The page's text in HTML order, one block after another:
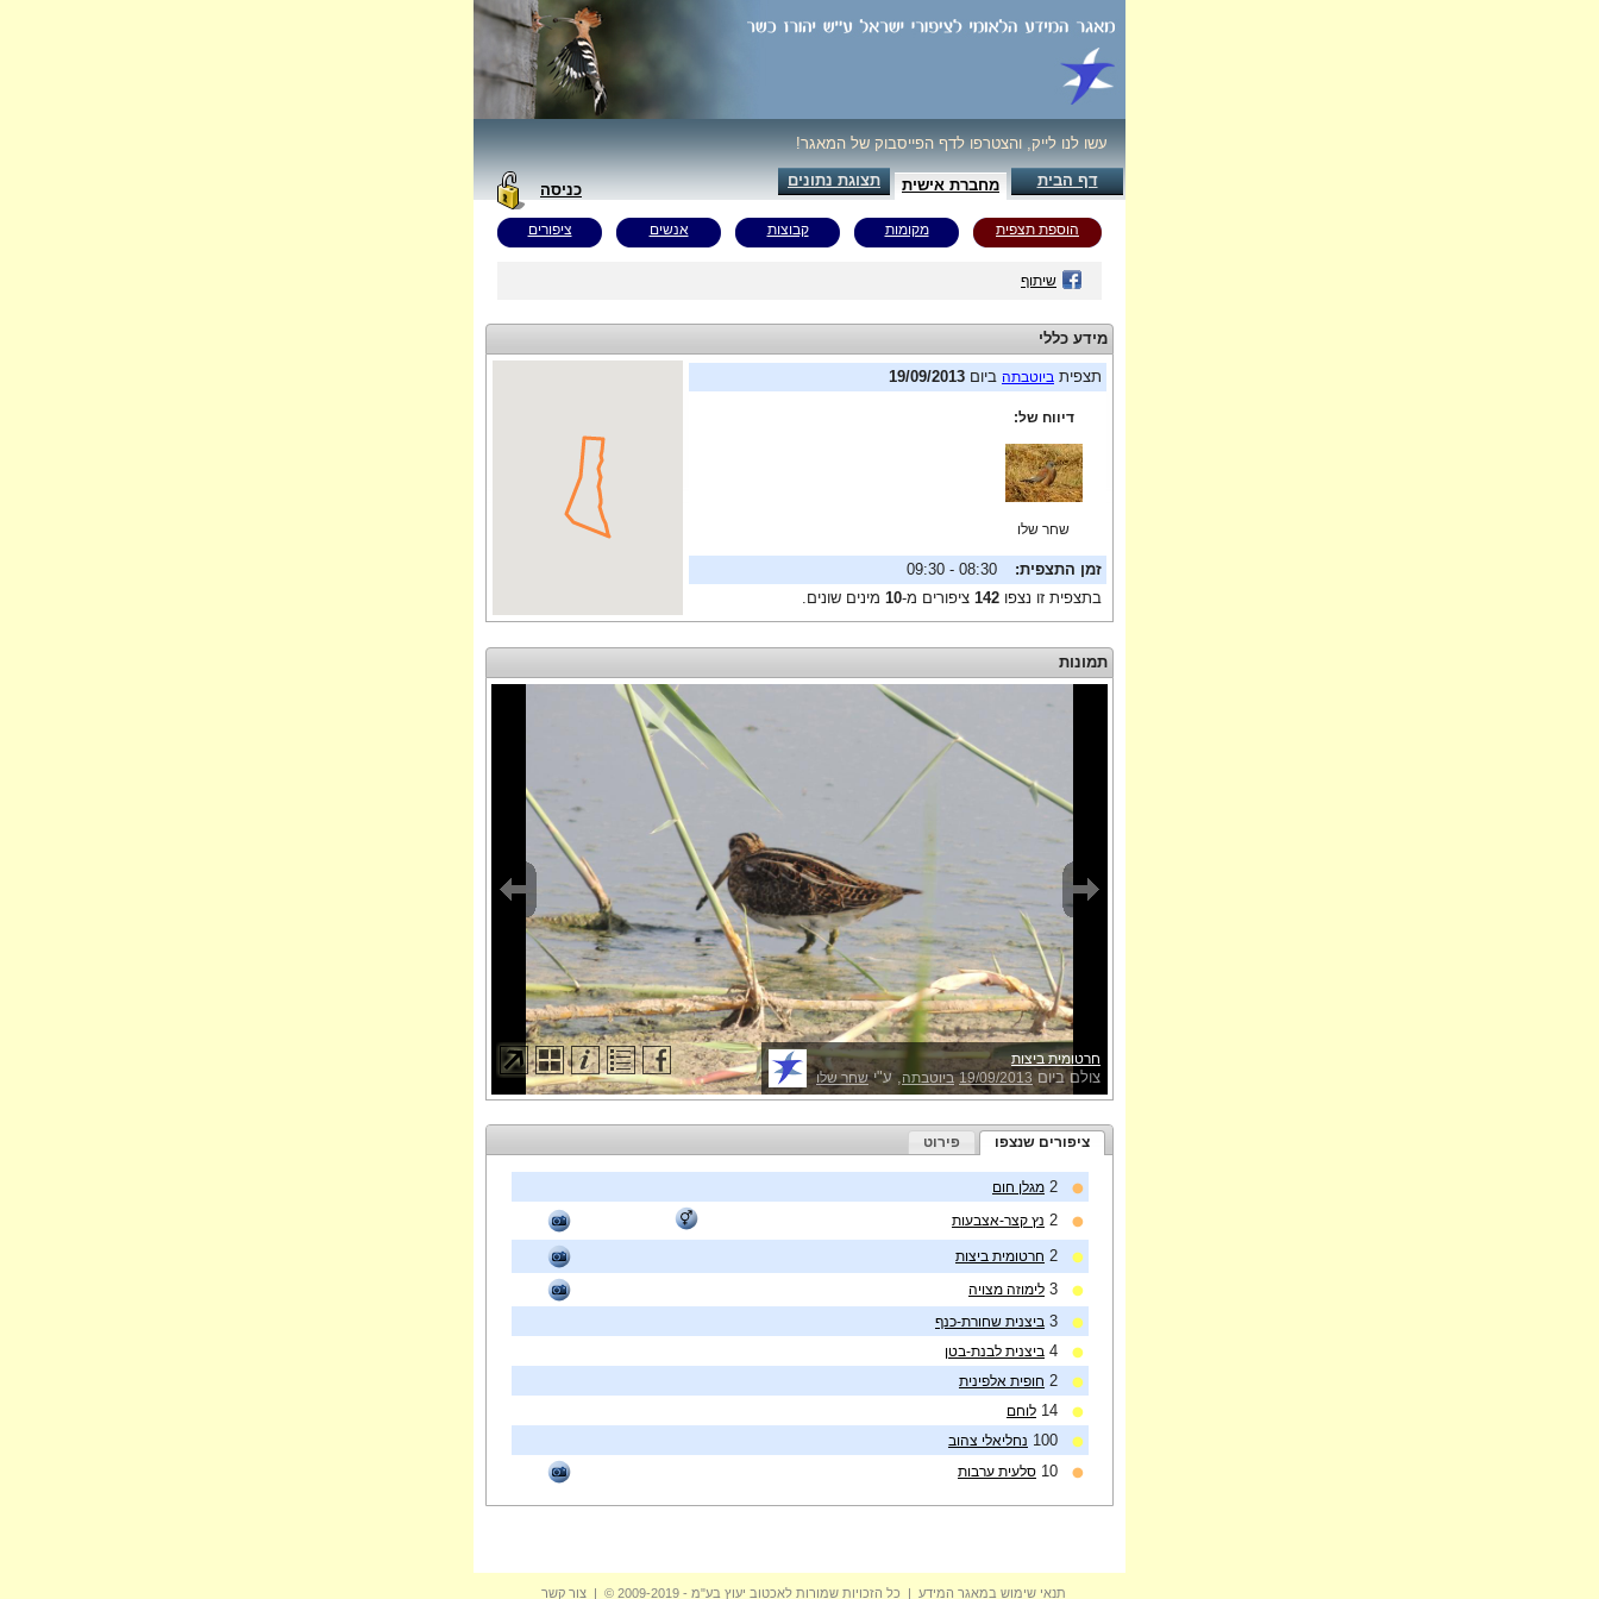
עשו לנו לייק, והצטרפו לדף הפייסבוק של המאגר!
דף הבית מחברת אישית תצוגת נתונים
כניסה
הוספת תצפית מקומות קבוצות אנשים ציפורים
שיתוף
מידע כללי
תצפית ביוטבתה ביום 19/09/2013
דיווח של:
שחר שלו
זמן התצפית:
08:30 - 09:30
בתצפית זו נצפו 142 ציפורים מ-10 מינים שונים.
תמונות
חרטומית ביצות
צולם ביום 19/09/2013 ביוטבתה, ע"ישחר שלו
ציפורים שנצפו פירוט
2 מגלן חום
2 נץ קצר-אצבעות
2 חרטומית ביצות
3 לימוזה מצויה
3 ביצנית שחורת-כנף
4 ביצנית לבנת-בטן
2 חופית אלפינית
14 לוחם
100 נחליאלי צהוב
10 סלעית ערבות
תנאי שימוש במאגר המידע | כל הזכויות שמורות לאכטוב יעוץ בע"מ - 2009-2019 © | צור קשר